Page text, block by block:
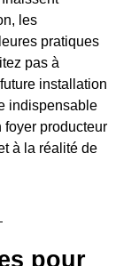
les
pratiques
pas à
installation
indispensable
foyer producteur
à la réalité de
pour